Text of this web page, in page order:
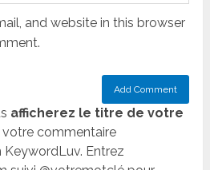
and website in this browser
afficherez le titre de votre
votre commentaire
KeywordLuv. Entrez